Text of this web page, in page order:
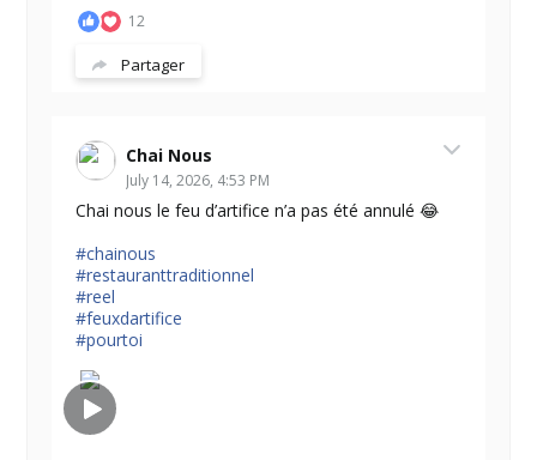
12
Partager
Chai Nous
July 14, 2026, 4:53 PM
Chai nous le feu d’artifice n’a pas été annulé 😂
#chainous
#restauranttraditionnel
#reel
#feuxdartifice
#pourtoi